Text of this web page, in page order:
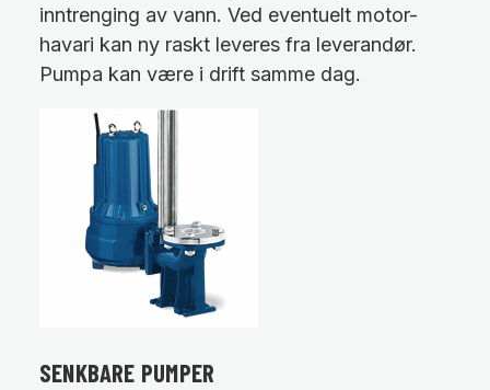
inntrenging av vann. Ved eventuelt motor-
havari kan ny raskt leveres fra leverandør.
Pumpa kan være i drift samme dag.
SENKBARE PUMPER